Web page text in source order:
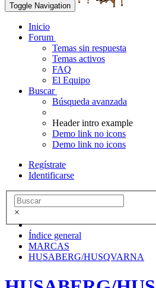
Toggle Navigation
Inicio
Forum
Temas sin respuesta
Temas activos
FAQ
El Equipo
Buscar
Búsqueda avanzada
Header intro example
Demo link no icons
Demo link no icons
Regístrate
Identificarse
×
Índice general
MARCAS
HUSABERG/HUSQVARNA